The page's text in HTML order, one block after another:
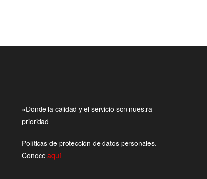
«Donde la calidad y el servicio son nuestra
prioridad
Políticas de protección de datos personales.
Conoceaquí